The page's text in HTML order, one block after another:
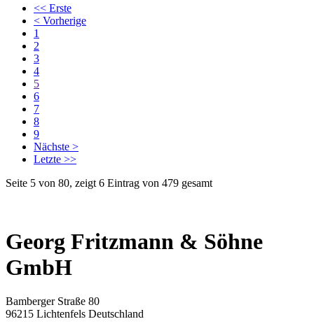
<< Erste
< Vorherige
1
2
3
4
5
6
7
8
9
Nächste >
Letzte >>
Seite 5 von 80, zeigt 6 Eintrag von 479 gesamt
Georg Fritzmann & Söhne
GmbH
Bamberger Straße 80
96215 Lichtenfels Deutschland